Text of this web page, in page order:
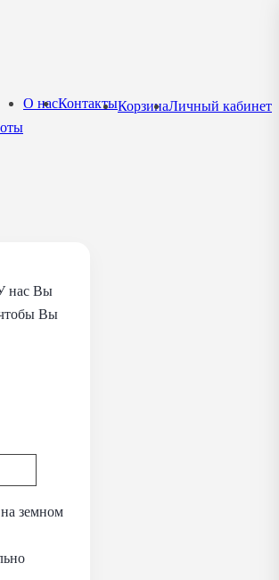
О насКонтактыКорзинаЛичный кабинет
нас Вы
Вы
земном